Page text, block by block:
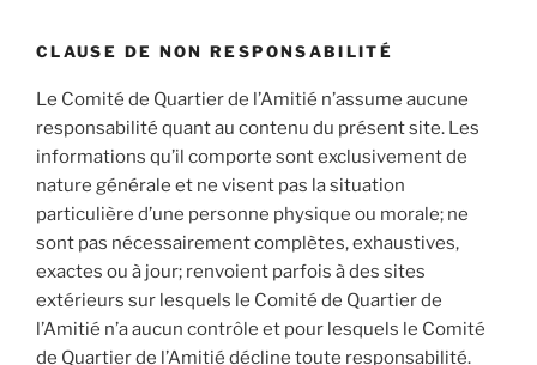
CLAUSE DE NON RESPONSABILITÉ
Le Comité de Quartier de l’Amitié n’assume aucune
responsabilité quant au contenu du présent site. Les
informations qu’il comporte sont exclusivement de
nature générale et ne visent pas la situation
particulière d’une personne physique ou morale; ne
sont pas nécessairement complètes, exhaustives,
exactes ou à jour; renvoient parfois à des sites
extérieurs sur lesquels le Comité de Quartier de
l’Amitié n’a aucun contrôle et pour lesquels le Comité
de Quartier de l’Amitié décline toute responsabilité.